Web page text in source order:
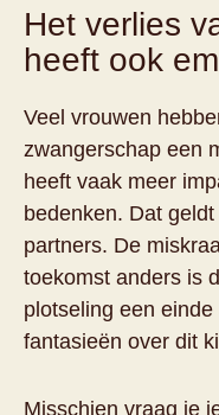
Het verlies
heeft ook
Veel vrouwen
zwangerschap een
heeft vaak meer
bedenken. Dat
partners. De
toekomst anders is
plotseling een
fantasieën over dit
Misschien vraag je